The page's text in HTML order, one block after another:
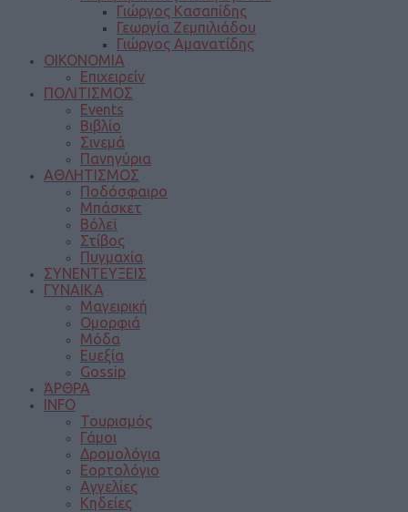
Γιώργος Κασαπίδης
Γεωργία Ζεμπιλιάδου
Γιώργος Αμανατίδης
ΟΙΚΟΝΟΜΙΑ
Επιχειρείν
ΠΟΛΙΤΙΣΜΟΣ
Events
Βιβλίο
Σινεμά
Πανηγύρια
ΑΘΛΗΤΙΣΜΟΣ
Ποδόσφαιρο
Μπάσκετ
Βόλεϊ
Στίβος
Πυγμαχία
ΣΥΝΕΝΤΕΥΞΕΙΣ
ΓΥΝΑΙΚΑ
Μαγειρική
Ομορφιά
Μόδα
Ευεξία
Gossip
ΆΡΘΡΑ
INFO
Τουρισμός
Γάμοι
Δρομολόγια
Εορτολόγιο
Αγγελίες
Κηδείες